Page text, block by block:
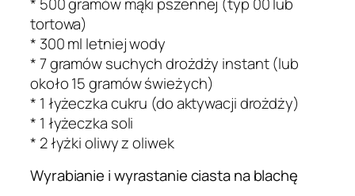
tortowa)
* 300 ml letniej wody
* 7 gramów suchych drożdży instant (lub
około 15 gramów świeżych)
* 1 łyżeczka cukru (do aktywacji drożdży)
* 1 łyżeczka soli
* 2 łyżki oliwy z oliwek
Wyrabianie i wyrastanie ciasta na blachę